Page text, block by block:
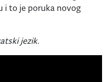
i to je poruka novog
jezik.